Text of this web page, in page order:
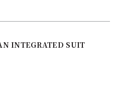
INTEGRATED SUIT